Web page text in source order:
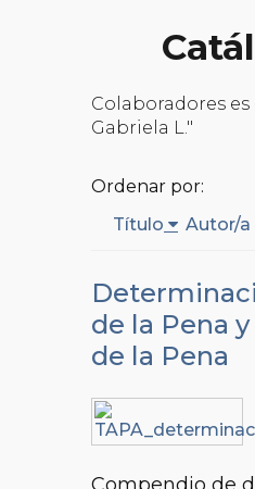
Colaboradores es
Gabriela L."
Ordenar por:
Título
Autor/a
de la Pena
de la Pena